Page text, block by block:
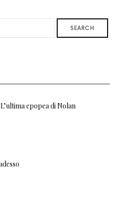
SEARCH
epopea di Nolan